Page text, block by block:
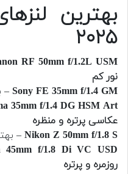
بهترین
۲۰۲۵
RF 50mm f/1.2L USM
نور کم
Sony FE 35mm f/1.4 GM
–
35mm f/1.4 DG HSM Art
عکاسی پرتره و منظره
Nikon Z 50mm f/1.8 S
–
45mm f/1.8 Di VC USD
روزمره و پرتره